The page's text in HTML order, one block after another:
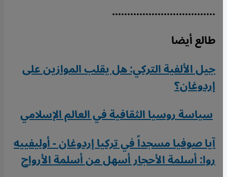
..................................
طالع أيضا
جيل الألفية التركي: هل يقلب الموازين على
إردوغان؟
سياسة روسيا الثقافية في العالم الإسلامي
آيا صوفيا مسجداً في تركيا إردوغان - أوليفييه
روا: أسلمة الأحجار أسهل من أسلمة الأرواح